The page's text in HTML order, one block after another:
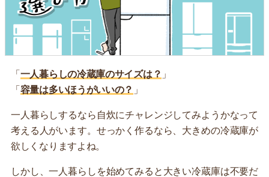
「 一人暮らしの冷蔵庫のサイズは？ 」
「 容量は多いほうがいいの？ 」
一人暮らしするなら自炊にチャレンジしてみようかなって
考える人がいます。せっかく作るなら、大きめの冷蔵庫が
欲しくなりますよね。
しかし、一人暮らしを始めてみると大きい冷蔵庫は不要だ